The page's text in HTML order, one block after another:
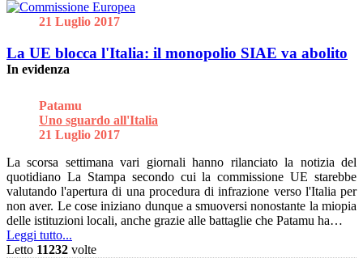
21 Luglio 2017
La UE blocca l'Italia: il monopolio SIAE va abolito
In evidenza
Patamu
Uno sguardo all'Italia
21 Luglio 2017
La scorsa settimana vari giornali hanno rilanciato la notizia del
quotidiano La Stampa secondo cui la commissione UE starebbe
valutando l'apertura di una procedura di infrazione verso l'Italia per
non aver. Le cose iniziano dunque a smuoversi nonostante la miopia
delle istituzioni locali, anche grazie alle battaglie che Patamu ha…
Leggi tutto...
Letto 11232 volte